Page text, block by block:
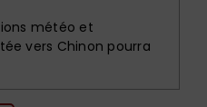
météo et
vers Chinon pourra